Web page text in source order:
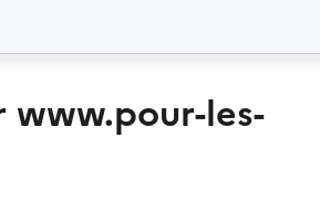
Les
www.pour-les-